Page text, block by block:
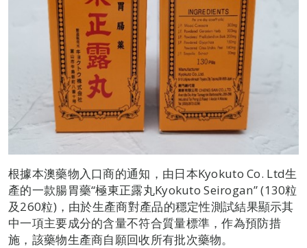
根據本澳藥物入口商的通知，由日本Kyokuto Co. Ltd生
產的一款腸胃藥“極東正露丸Kyokuto Seirogan” (130粒
及260粒)，由於生產商對產品的穩定性測試結果顯示其
中一項主要成分的含量不符合質量標準，作為預防措
施，該藥物生產商自願回收所有批次藥物。